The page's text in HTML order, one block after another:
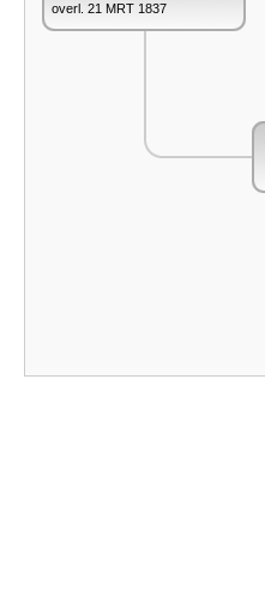
overl. 21 MRT 1837